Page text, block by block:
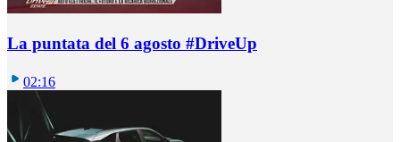
La puntata del 6 agosto #DriveUp
02:16